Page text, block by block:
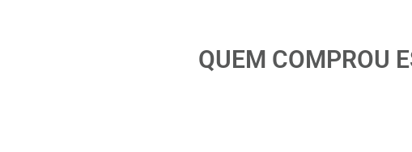
QUEM COMPROU